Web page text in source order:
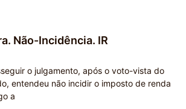
Não-Incidência. IR
o julgamento, após o voto-vista do
entendeu não incidir o imposto de renda
a